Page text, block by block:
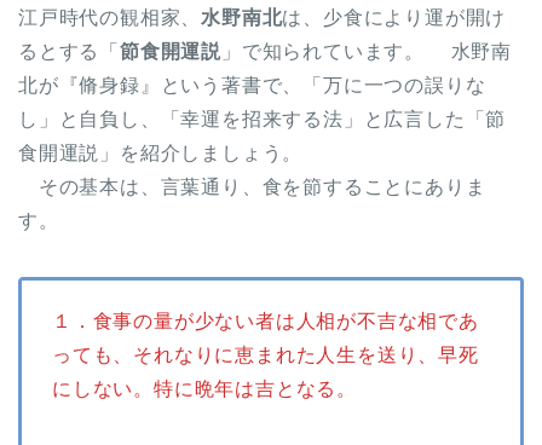
江戸時代の観相家、 水野南北は、少食により運が開け
るとする「 節食開運説 」で知られています。 水野南
北が『脩身録』という著書で、「万に一つの誤りな
し」と自負し、「幸運を招来する法」と広言した「節
食開運説」を紹介しましょう。
その基本は、言葉通り、食を節することにありま
す。
１．食事の量が少ない者は人相が不吉な相であ
っても、それなりに恵まれた人生を送り、早死
にしない。特に晩年は吉となる。